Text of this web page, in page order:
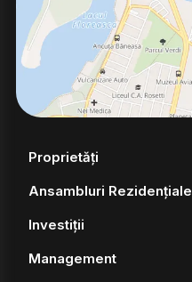
Proprietăți
Ansambluri Rezidențiale
Investiții
Management